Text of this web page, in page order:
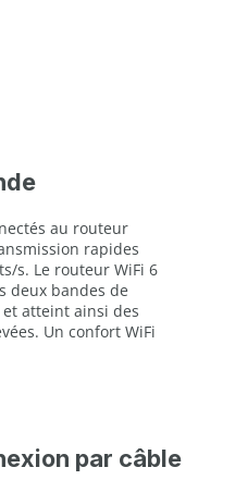
au routeur
rapides
s. Le routeur WiFi 6
deux bandes de
et atteint ainsi des
Un confort WiFi
par câble